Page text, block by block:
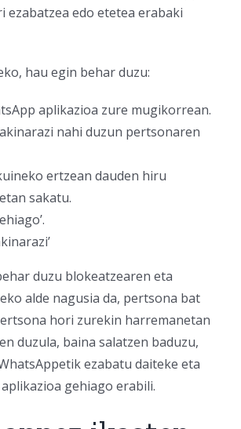
ezabatzea edo etetea erabaki
hau egin behar duzu:
aplikazioa zure mugikorrean.
nahi duzun pertsonaren
ertzean dauden hiru
sakatu.
duzu blokeatzearen eta
alde nagusia da, pertsona bat
hori zurekin harremanetan
duzula, baina salatzen baduzu,
ezabatu daiteke eta
gehiago erabili.